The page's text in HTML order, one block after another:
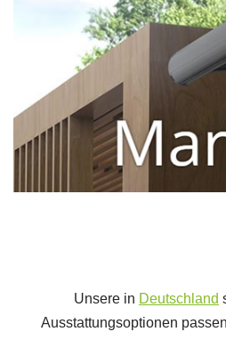
Unsere in Deutschland
Ausstattungsoptionen